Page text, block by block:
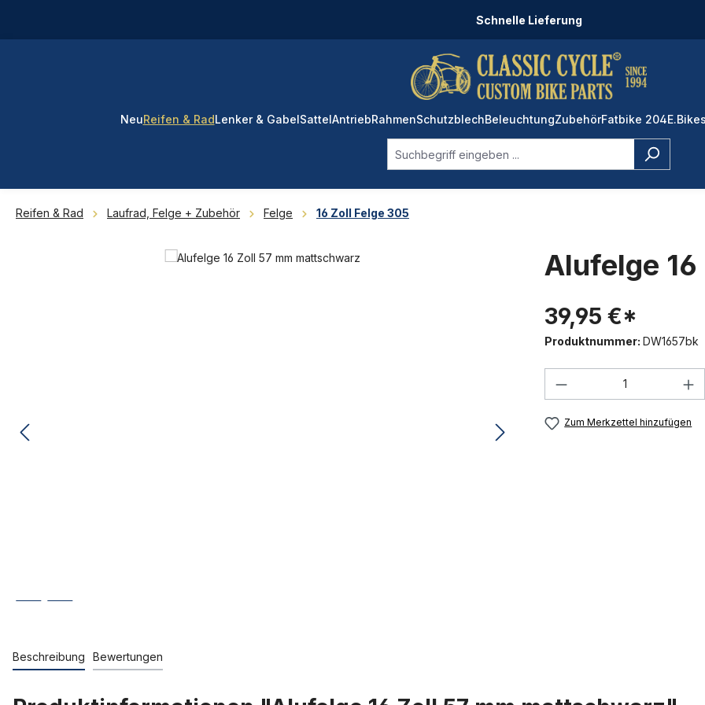
Schnelle Lieferung
NeuReifen & Rad Lenker & Gabel Sattel AntriebRahmenSchutzblechBeleuchtungZubehörFatbike 204E.Bikes
Reifen & Rad Laufrad, Felge + Zubehör Felge 16 Zoll Felge 305
Alufelge
39,95 €*
Produktnummer: DW1657bk
Produkt Anzahl:
Zum Merkzettel hinzufügen
Beschreibung Bewertungen